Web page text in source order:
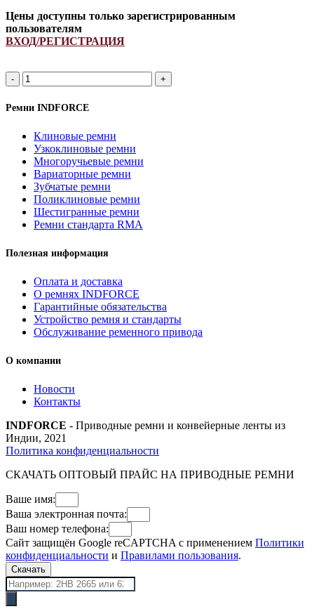
Цены доступны только зарегистрированным
пользователям
ВХОД/РЕГИСТРАЦИЯ
2HB
2160Lp/
2175La
ремень
INDFORCE
Strongest
quantity
Ремни INDFORCE
Клиновые ремни
Узкоклиновые ремни
Многоручьевые ремни
Вариаторные ремни
Зубчатые ремни
Поликлиновые ремни
Шестигранные ремни
Ремни стандарта RMA
Полезная информация
Оплата и доставка
О ремнях INDFORCE
Гарантийные обязательства
Устройство ремня и стандарты
Обслуживание ременного привода
О компании
Новости
Контакты
INDFORCE - Приводные ремни и конвейерные ленты из
Индии, 2021
Политика конфиденциальности
СКАЧАТЬ ОПТОВЫЙ ПРАЙС НА ПРИВОДНЫЕ РЕМНИ
Ваше имя:
Ваша электронная почта:
Ваш номер телефона:
Сайт защищён Google reCAPTCHA с применением Политики
конфиденциальности и Правилами пользования.
Скачать
Поиск
товаров